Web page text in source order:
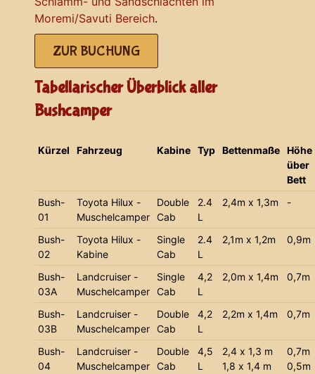
Moremi/Savuti Bereich.
ZUR BUCHUNG
Tabellarischer Überblick aller
Bushcamper
Kürzel Fahrzeug Kabine Typ Bettenmaße Höhe
über
Bett
Bush-
01
Toyota Hilux -
Muschelcamper
Double
Cab
2.4
L
2,4m x 1,3m -
Bush-
02
Toyota Hilux -
Kabine
Single
Cab
2.4
L
2,1m x 1,2m 0,9m
Bush-
03A
Landcruiser -
Muschelcamper
Single
Cab
4,2
L
2,0m x 1,4m 0,7m
Bush-
03B
Landcruiser -
Muschelcamper
Double
Cab
4,2
L
2,2m x 1,4m 0,7m
Bush-
04
Landcruiser -
Muschelcamper
Double
Cab
4,5
L
2,4 x 1,3 m
1,8 x 1,4 m
0,7m
0,5m